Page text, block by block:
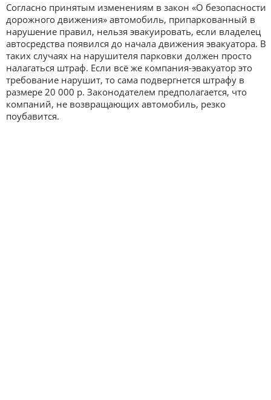
Согласно принятым изменениям в закон «О безопасности
дорожного движения» автомобиль, припаркованный в
нарушение правил, нельзя эвакуировать, если владелец
автосредства появился до начала движения эвакуатора. В
таких случаях на нарушителя парковки должен просто
налагаться штраф. Если всё же компания-эвакуатор это
требование нарушит, то сама подвергнется штрафу в
размере 20 000 р. Законодателем предполагается, что
компаний, не возвращающих автомобиль, резко
поубавится.